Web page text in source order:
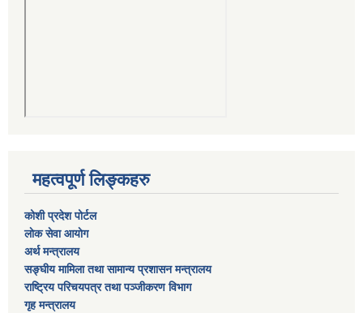
महत्वपूर्ण लिङ्कहरु
कोशी प्रदेश पोर्टल
लाेक सेवा आयाेग
अर्थ मन्त्रालय
सङ्घीय मामिला तथा सामान्य प्रशासन मन्त्रालय
राष्‍ट्रिय परिचयपत्र तथा पञ्‍जीकरण विभाग
गृह मन्त्रालय